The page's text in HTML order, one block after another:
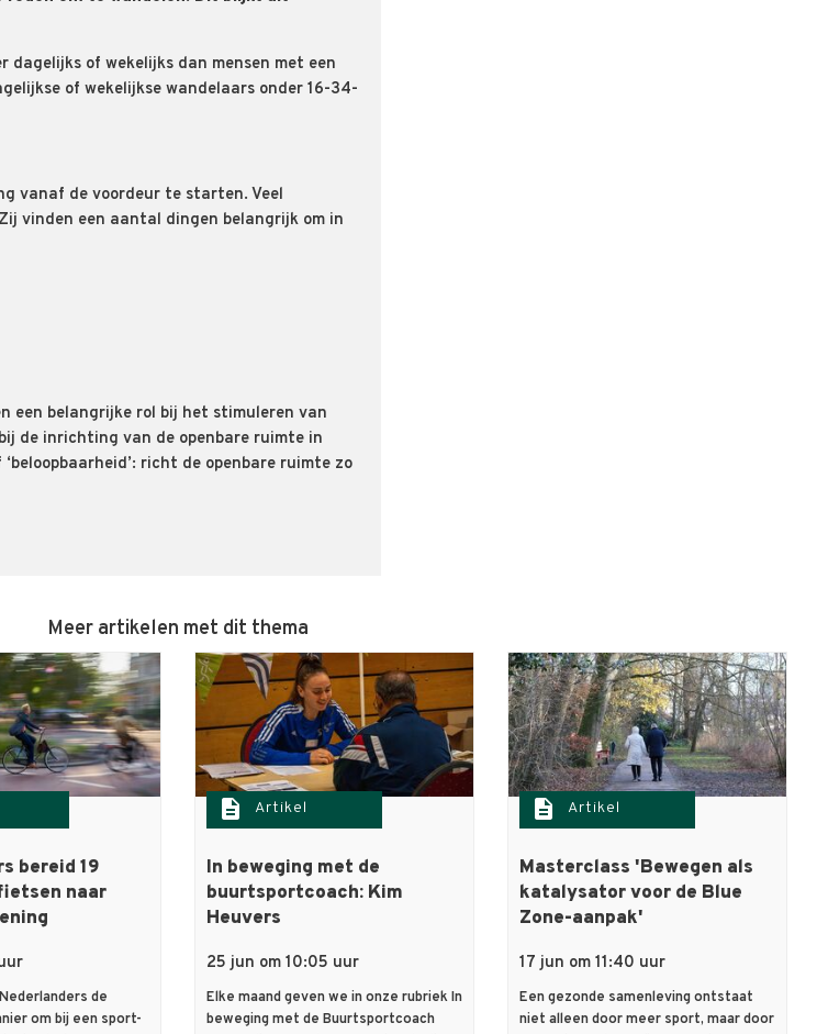
dagelijks of wekelijks dan mensen met een
of wekelijkse wandelaars onder 16-34-
vanaf de voordeur te starten. Veel
vinden een aantal dingen belangrijk om in
een belangrijke rol bij het stimuleren van
de inrichting van de openbare ruimte in
richt de openbare ruimte zo
Meer artikelen met dit thema
bereid 19
naar
de
om bij een sport-
description Artikel
In beweging met de
buurtsportcoach: Kim
Heuvers
25 jun om 10:05 uur
Elke maand geven we in onze rubriek In
beweging met de Buurtsportcoach
description Artikel
Masterclass 'Bewegen als
katalysator voor de Blue
Zone-aanpak'
17 jun om 11:40 uur
Een gezonde samenleving ontstaat
niet alleen door meer sport, maar door